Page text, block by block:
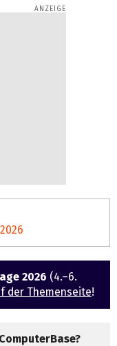
2026 (4.–6.
der Themenseite!